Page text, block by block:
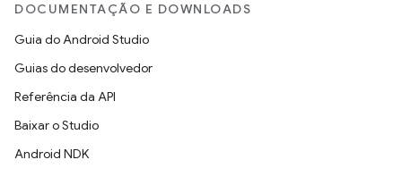
DOCUMENTAÇÃO E DOWNLOADS
Guia do Android Studio
Guias do desenvolvedor
Referência da API
Baixar o Studio
Android NDK